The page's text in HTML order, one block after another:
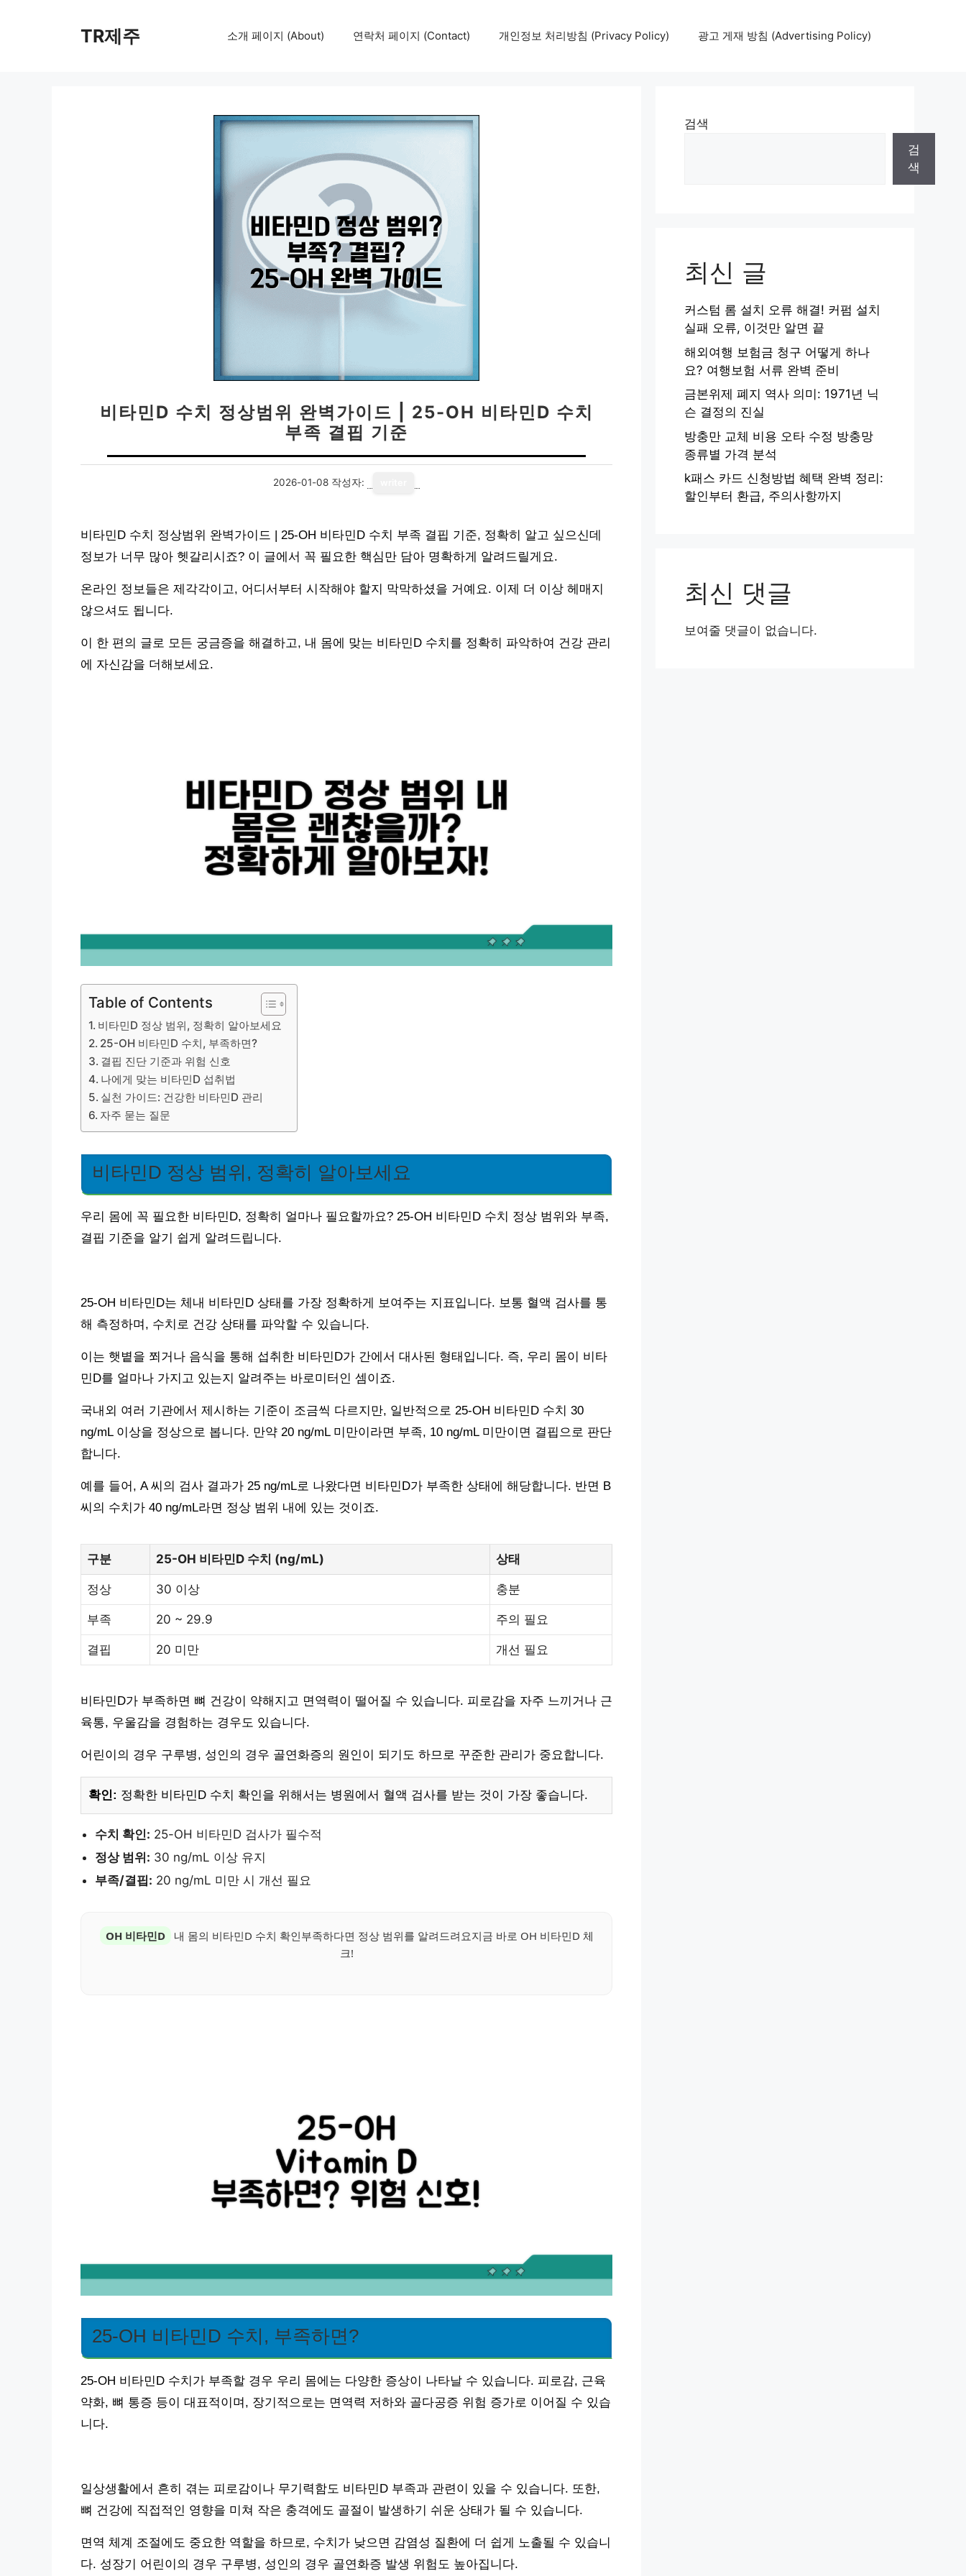
TR제주 소개 페이지 (About) 연락처 페이지 (Contact) 개인정보 처리방침 (Privacy Policy) 광고 게재 방침 (Advertising Policy)
비타민D 수치 정상범위 완벽가이드 | 25-OH 비타민D 수치
부족 결핍 기준
2026-01-08 작성자:
비타민D 수치 정상범위 완벽가이드 | 25-OH 비타민D 수치 부족 결핍 기준, 정확히 알고 싶으신데
정보가 너무 많아 헷갈리시죠? 이 글에서 꼭 필요한 핵심만 담아 명확하게 알려드릴게요.
온라인 정보들은 제각각이고, 어디서부터 시작해야 할지 막막하셨을 거예요. 이제 더 이상 헤매지
않으셔도 됩니다.
이 한 편의 글로 모든 궁금증을 해결하고, 내 몸에 맞는 비타민D 수치를 정확히 파악하여 건강 관리
에 자신감을 더해보세요.
Table of Contents
비타민D 정상 범위, 정확히 알아보세요
25-OH 비타민D 수치, 부족하면?
결핍 진단 기준과 위험 신호
나에게 맞는 비타민D 섭취법
실천 가이드: 건강한 비타민D 관리
자주 묻는 질문
비타민D 정상 범위, 정확히 알아보세요
우리 몸에 꼭 필요한 비타민D, 정확히 얼마나 필요할까요? 25-OH 비타민D 수치 정상 범위와 부족,
결핍 기준을 알기 쉽게 알려드립니다.
25-OH 비타민D는 체내 비타민D 상태를 가장 정확하게 보여주는 지표입니다. 보통 혈액 검사를 통
해 측정하며, 수치로 건강 상태를 파악할 수 있습니다.
이는 햇볕을 쬐거나 음식을 통해 섭취한 비타민D가 간에서 대사된 형태입니다. 즉, 우리 몸이 비타
민D를 얼마나 가지고 있는지 알려주는 바로미터인 셈이죠.
국내외 여러 기관에서 제시하는 기준이 조금씩 다르지만, 일반적으로 25-OH 비타민D 수치 30
ng/mL 이상을 정상으로 봅니다. 만약 20 ng/mL 미만이라면 부족, 10 ng/mL 미만이면 결핍으로 판단
합니다.
예를 들어, A 씨의 검사 결과가 25 ng/mL로 나왔다면 비타민D가 부족한 상태에 해당합니다. 반면 B
씨의 수치가 40 ng/mL라면 정상 범위 내에 있는 것이죠.
구분 25-OH 비타민D 수치 (ng/mL) 상태
정상 30 이상 충분
부족 20 ~ 29.9 주의 필요
결핍 20 미만 개선 필요
비타민D가 부족하면 뼈 건강이 약해지고 면역력이 떨어질 수 있습니다. 피로감을 자주 느끼거나 근
육통, 우울감을 경험하는 경우도 있습니다.
어린이의 경우 구루병, 성인의 경우 골연화증의 원인이 되기도 하므로 꾸준한 관리가 중요합니다.
확인: 정확한 비타민D 수치 확인을 위해서는 병원에서 혈액 검사를 받는 것이 가장 좋습니다.
수치 확인: 25-OH 비타민D 검사가 필수적
정상 범위: 30 ng/mL 이상 유지
부족/결핍: 20 ng/mL 미만 시 개선 필요
OH 비타민D
내 몸의 비타민D 수치 확인부족하다면 정상 범위를 알려드려요지금 바로 OH 비타민D 체
크!
25-OH 비타민D 수치, 부족하면?
25-OH 비타민D 수치가 부족할 경우 우리 몸에는 다양한 증상이 나타날 수 있습니다. 피로감, 근육
약화, 뼈 통증 등이 대표적이며, 장기적으로는 면역력 저하와 골다공증 위험 증가로 이어질 수 있습
니다.
일상생활에서 흔히 겪는 피로감이나 무기력함도 비타민D 부족과 관련이 있을 수 있습니다. 또한,
뼈 건강에 직접적인 영향을 미쳐 작은 충격에도 골절이 발생하기 쉬운 상태가 될 수 있습니다.
면역 체계 조절에도 중요한 역할을 하므로, 수치가 낮으면 감염성 질환에 더 쉽게 노출될 수 있습니
다. 성장기 어린이의 경우 구루병, 성인의 경우 골연화증 발생 위험도 높아집니다.
검색
검
색
최신 글
커스텀 롬 설치 오류 해결! 커펌 설치
실패 오류, 이것만 알면 끝
해외여행 보험금 청구 어떻게 하나
요? 여행보험 서류 완벽 준비
금본위제 폐지 역사 의미: 1971년 닉
슨 결정의 진실
방충만 교체 비용 오타 수정 방충망
종류별 가격 분석
k패스 카드 신청방법 혜택 완벽 정리:
할인부터 환급, 주의사항까지
최신 댓글
보여줄 댓글이 없습니다.